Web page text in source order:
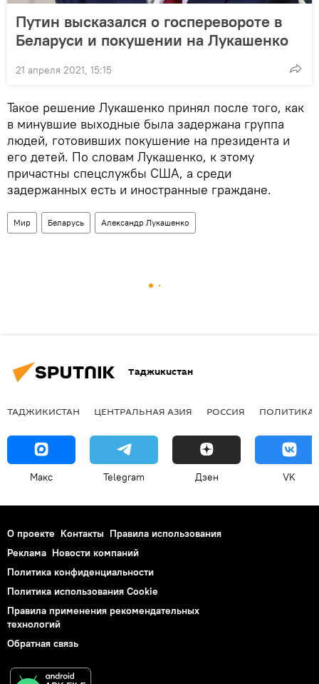
Путин высказался о госперевороте в
Беларуси и покушении на Лукашенко
21 апреля 2021, 15:15
Такое решение Лукашенко принял после того, как
в минувшие выходные была задержана группа
людей, готовивших покушение на президента и
его детей. По словам Лукашенко, к этому
причастны спецслужбы США, а среди
задержанных есть и иностранные граждане.
Мир Беларусь Александр Лукашенко
Таджикистан
ТАДЖИКИСТАН ЦЕНТРАЛЬНАЯ АЗИЯ РОССИЯ ПОЛИТИКА
Макс Telegram Дзен VK
О проекте Контакты Правила использования
Реклама Новости компаний
Политика конфиденциальности
Политика использования Cookie
Правила применения рекомендательных
технологий
Обратная связь